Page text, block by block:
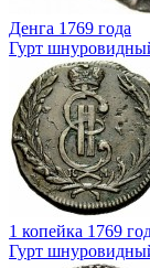
Денга 1769 года
Гурт
1 копейка 1769
Гурт